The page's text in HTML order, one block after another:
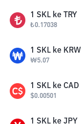
1 SKL ke TRY
₺0.17038
1 SKL ke KRW
₩5.07
1 SKL ke CAD
$0.00501
1 SKL ke JPY